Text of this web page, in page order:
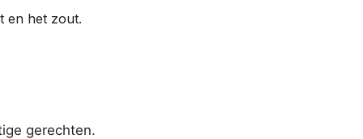
en het zout.
gerechten.